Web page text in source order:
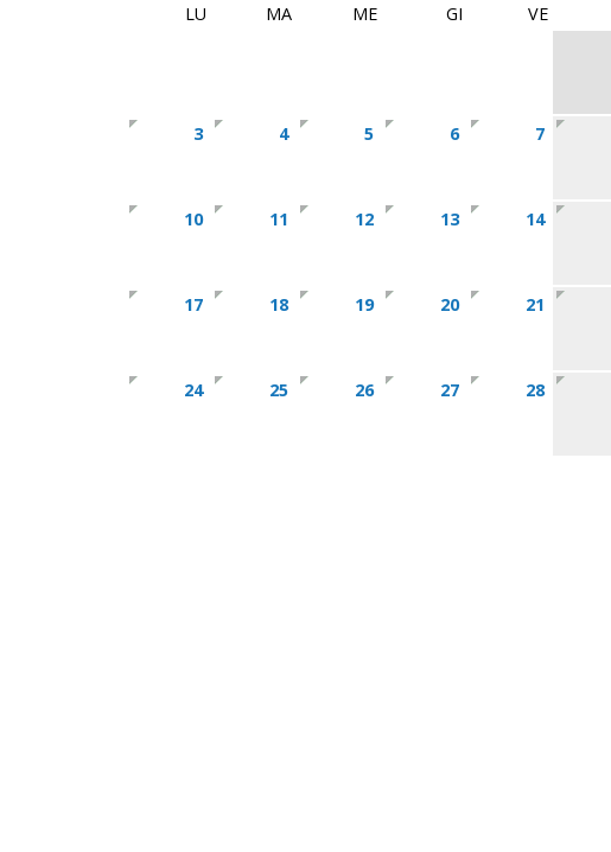
LU MA ME GI VE
3 4 5 6 7
10 11 12 13 14
17 18 19 20 21
24 25 26 27 28